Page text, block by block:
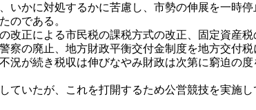
かに対処するかに苦慮し、市勢の伸展を一時
のである。
正による市民税の課税方式の改正、固定資産
の廃止、地方財政平衡交付金制度を地方交付
が続き税収は伸びなやみ財政は次第に窮迫の
いたが、これを打開するため公営競技を実施し